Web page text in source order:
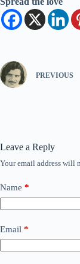
PREVIOUS
Leave a Reply
Your email address will
Name *
Email *